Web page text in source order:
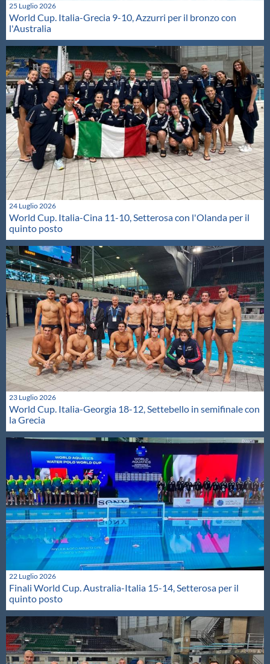
25 Luglio 2026
World Cup. Italia-Grecia 9-10, Azzurri per il bronzo con
l'Australia
24 Luglio 2026
World Cup. Italia-Cina 11-10, Setterosa con l'Olanda per il
quinto posto
23 Luglio 2026
World Cup. Italia-Georgia 18-12, Settebello in semifinale con
la Grecia
22 Luglio 2026
Finali World Cup. Australia-Italia 15-14, Setterosa per il
quinto posto